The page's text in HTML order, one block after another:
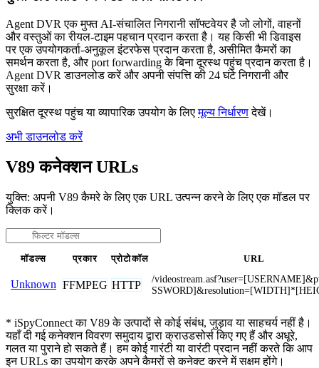
Agent DVR एक मुफ्त AI-संचालित निगरानी सॉफ्टवेयर है जो लोगों, वाहनों
और वस्तुओं का रीयल-टाइम पहचान प्रदान करता है। यह किसी भी डिवाइस
पर एक उपयोगकर्ता-अनुकूल इंटरफेस प्रदान करता है, असीमित कैमरों का
समर्थन करता है, और port forwarding के बिना दूरस्थ पहुंच प्रदान करता है।
Agent DVR डाउनलोड करें और अपनी संपत्ति की 24 घंटे निगरानी और
सुरक्षा करें।
सुरक्षित दूरस्थ पहुंच या व्यापारिक उपयोग के लिएमूल्य निर्धारणदेखें।
अभी डाउनलोड करें
V89 कनेक्शन URLs
युक्ति: अपनी V89 कैमरे के लिए एक URL उत्पन्न करने के लिए एक मॉडल पर
क्लिक करें।
मॉडल्स प्रकार प्रोटोकॉल URL
Unknown FFMPEG HTTP
/
* iSpyConnect का V89 के उत्पादों से कोई संबंध, जुड़ाव या साहचर्य नहीं है।
यहाँ दी गई कनेक्शन विवरण समुदाय द्वारा क्राउडसोर्स किए गए हैं और अधूरे,
गलत या पुराने हो सकते हैं। हम कोई गारंटी या वारंटी प्रदान नहीं करते कि आप
इन URLs का उपयोग करके अपने कैमरों से कनेक्ट करने में सक्षम होंगे।